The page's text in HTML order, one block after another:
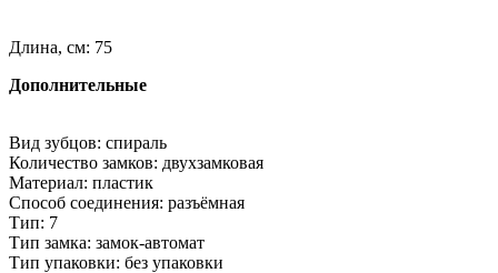
Длина, см: 75
Дополнительные
Вид зубцов: спираль
Количество замков: двухзамковая
Материал: пластик
Способ соединения: разъёмная
Тип: 7
Тип замка: замок-автомат
Тип упаковки: без упаковки